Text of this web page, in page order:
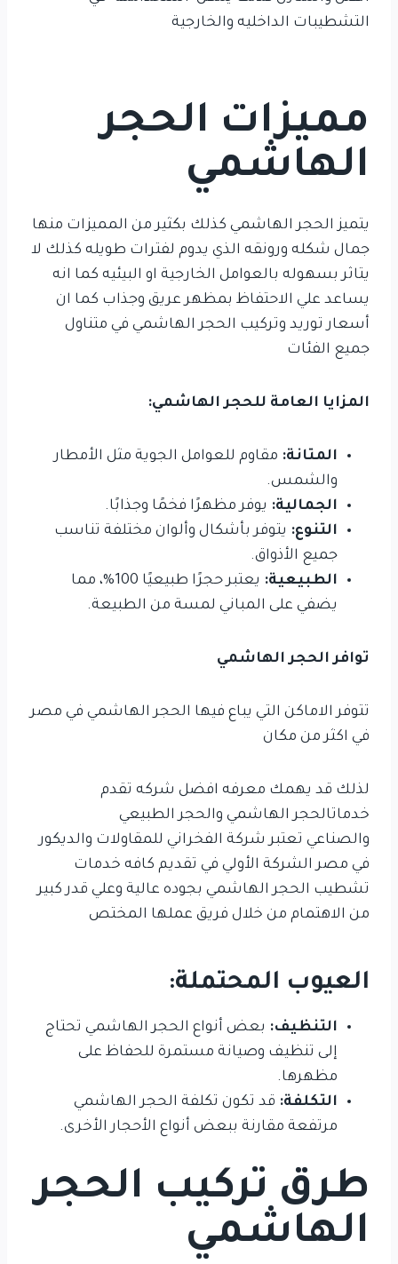
التشطيبات الداخليه والخارجية
مميزات الحجر
الهاشمي
يتميز الحجر الهاشمي كذلك بكثير من المميزات منها
جمال شكله ورونقه الذي يدوم لفترات طويله كذلك لا
يتاثر بسهوله بالعوامل الخارجية او البيئيه كما انه
يساعد علي الاحتفاظ بمظهر عريق وجذاب كما ان
أسعار توريد وتركيب الحجر الهاشمي في متناول
جميع الفئات
المزايا العامة للحجر الهاشمي:
المتانة: مقاوم للعوامل الجوية مثل الأمطار
والشمس.
الجمالية: يوفر مظهرًا فخمًا وجذابًا.
التنوع: يتوفر بأشكال وألوان مختلفة تناسب
جميع الأذواق.
الطبيعية:
يعتبر حجرًا طبيعيًا 100%، مما
يضفي على المباني لمسة من الطبيعة.
توافر الحجر الهاشمي
تتوفر الاماكن التي يباع فيها الحجر الهاشمي في مصر
في اكثر من مكان
لذلك قد يهمك معرفه افضل شركه تقدم
خدماتالحجر الهاشمي والحجر الطبيعي
والصناعي تعتبر شركة الفخراني للمقاولات والديكور
في مصر الشركة الأولي في تقديم كافه خدمات
تشطيب الحجر الهاشمي بجوده عالية وعلي قدر كبير
من الاهتمام من خلال فريق عملها المختص
العيوب المحتملة:
التنظيف: بعض أنواع الحجر الهاشمي تحتاج
إلى تنظيف وصيانة مستمرة للحفاظ على
مظهرها.
التكلفة: قد تكون تكلفة الحجر الهاشمي
مرتفعة مقارنة ببعض أنواع الأحجار الأخرى.
طرق تركيب الحجر
الهاشمي